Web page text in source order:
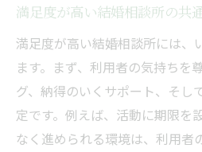
結婚相談所の比較で大
ト
安心して任せられる
婚活成功を目指す女性が
件
女性目線で選ぶ結婚
満足度が高い結婚相談所の共
満足度が高い結婚相談所には、
ます。まず、利用者の気持ちを
グ、納得のいくサポート、そし
定です。例えば、活動に期限を
なく進められる環境は、利用者